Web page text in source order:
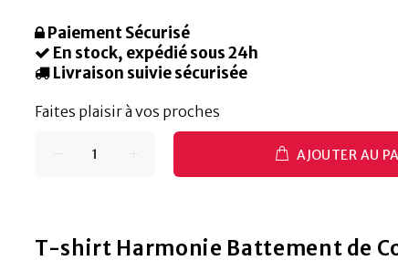
Paiement Sécurisé
En stock, expédié sous 24h
Livraison suivie sécurisée
Faites plaisir à vos proches
AJOUTER AU
T-shirt Harmonie Battement de